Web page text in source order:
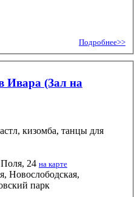
Подробнее>>
Ивара (Зал на
кизомба, танцы для
24 на карте
Новослободская,
парк